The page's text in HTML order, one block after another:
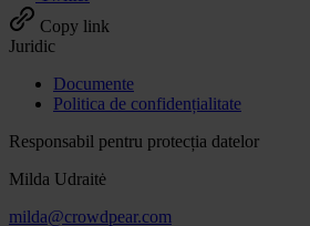
Copy link
Juridic
Documente
Politica de confidențialitate
Responsabil pentru protecția datelor
Milda Udraitė
milda@crowdpear.com